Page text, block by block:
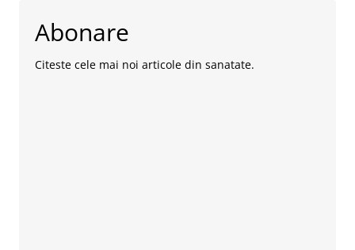
Abonare
Citeste cele mai noi articole din sanatate.